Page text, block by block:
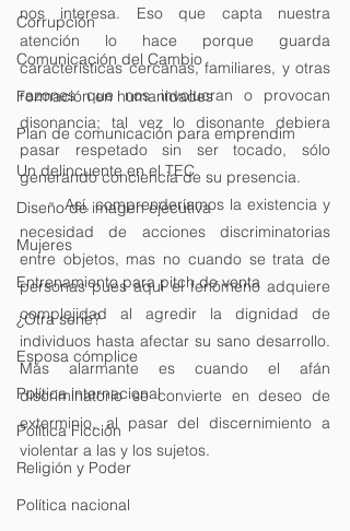
Corrupción
Comunicación del Cambio
Formación en humanidades
Plan de comunicación para emprendim
Un delincuente en el TEC
Diseño de imagen ejecutiva
Mujeres
Entrenamiento para pitch de venta
¿Otra serie?
Esposa cómplice
Política internacional
Política Ficción
Religión y Poder
Política nacional
nos interesa. Eso que capta nuestra
atención lo hace porque guarda
características cercanas, familiares, y otras
razones que nos involucran o provocan
disonancia; tal vez lo disonante debiera
pasar respetado sin ser tocado, sólo
generando conciencia de su presencia.
	Así, comprenderíamos la existencia y
necesidad de acciones discriminatorias
entre objetos, mas no cuando se trata de
personas pues aquí el fenómeno adquiere
complejidad al agredir la dignidad de
individuos hasta afectar su sano desarrollo.
Más alarmante es cuando el afán
discriminatorio se convierte en deseo de
exterminio, al pasar del discernimiento a
violentar a las y los sujetos.